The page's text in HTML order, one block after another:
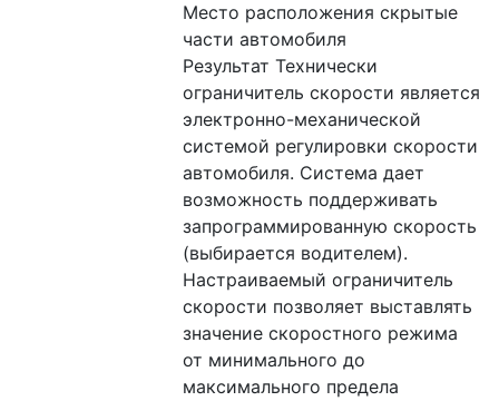
Место расположения скрытые
части автомобиля
Результат Технически
ограничитель скорости является
электронно-механической
системой регулировки скорости
автомобиля. Система дает
возможность поддерживать
запрограммированную скорость
(выбирается водителем).
Настраиваемый ограничитель
скорости позволяет выставлять
значение скоростного режима
от минимального до
максимального предела